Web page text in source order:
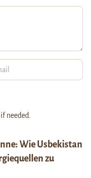
Wie Usbekistan
zu
needed.